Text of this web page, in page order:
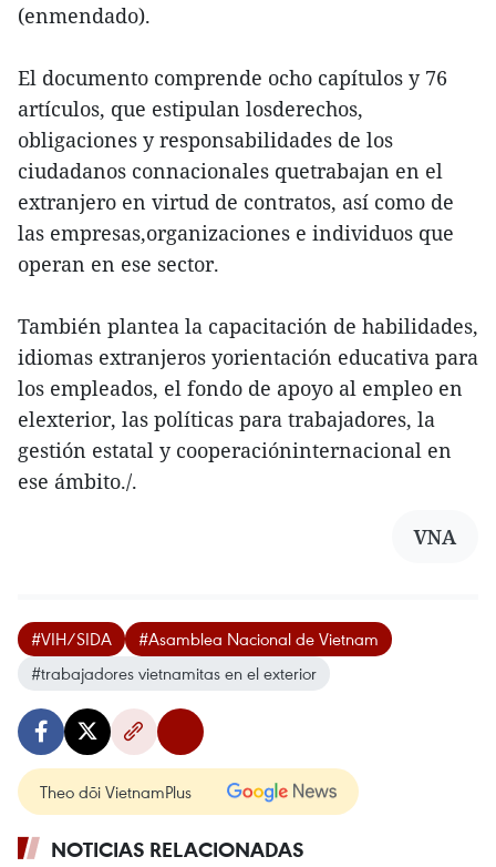
(enmendado).
El documento comprende ocho capítulos y 76
artículos, que estipulan losderechos,
obligaciones y responsabilidades de los
ciudadanos connacionales quetrabajan en el
extranjero en virtud de contratos, así como de
las empresas,organizaciones e individuos que
operan en ese sector.
También plantea la capacitación de habilidades,
idiomas extranjeros yorientación educativa para
los empleados, el fondo de apoyo al empleo en
elexterior, las políticas para trabajadores, la
gestión estatal y cooperacióninternacional en
ese ámbito./.
VNA
#VIH/SIDA
#Asamblea Nacional de Vietnam
#trabajadores vietnamitas en el exterior
Theo dõi VietnamPlus
NOTICIAS RELACIONADAS